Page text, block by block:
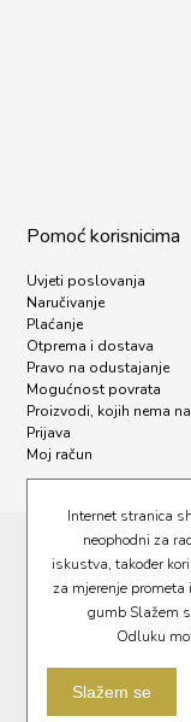
Pomoć korisnicima
Uvjeti poslovanja
Naručivanje
Plaćanje
Otprema i dostava
Pravo na odustajanje
Mogućnost povrata
Proizvodi, kojih nema
Prijava
Moj račun
©LUMAL d.o.o. 2021
Internet stranica
neophodni za
iskustva, također
za mjerenje
gumb Slažem
Odluku